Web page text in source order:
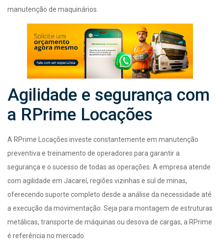
manutenção de maquinários.
Agilidade e segurança com
a RPrime Locações
A RPrime Locações investe constantemente em manutenção
preventiva e treinamento de operadores para garantir a
segurança e o sucesso de todas as operações. A empresa atende
com agilidade em Jacareí, regiões vizinhas e sul de minas,
oferecendo suporte completo desde a análise da necessidade até
a execução da movimentação. Seja para montagem de estruturas
metálicas, transporte de máquinas ou desova de cargas, a RPrime
é referência no mercado.